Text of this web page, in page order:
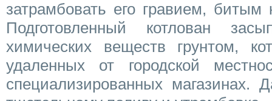
затрамбовать его гравием,
Подготовленный котлован
химических веществ грунтом,
удаленных от городской
специализированных магазинах.